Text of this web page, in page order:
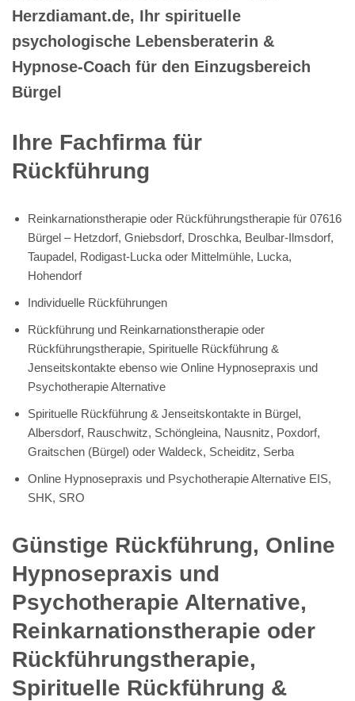
Herzdiamant.de, Ihr spirituelle
psychologische Lebensberaterin &
Hypnose-Coach für den Einzugsbereich
Bürgel
Ihre Fachfirma für
Rückführung
Reinkarnationstherapie oder Rückführungstherapie für 07616
Bürgel – Hetzdorf, Gniebsdorf, Droschka, Beulbar-Ilmsdorf,
Taupadel, Rodigast-Lucka oder Mittelmühle, Lucka,
Hohendorf
Individuelle Rückführungen
Rückführung und Reinkarnationstherapie oder
Rückführungstherapie, Spirituelle Rückführung &
Jenseitskontakte ebenso wie Online Hypnosepraxis und
Psychotherapie Alternative
Spirituelle Rückführung & Jenseitskontakte in Bürgel,
Albersdorf, Rauschwitz, Schöngleina, Nausnitz, Poxdorf,
Graitschen (Bürgel) oder Waldeck, Scheiditz, Serba
Online Hypnosepraxis und Psychotherapie Alternative EIS,
SHK, SRO
Günstige Rückführung, Online
Hypnosepraxis und
Psychotherapie Alternative,
Reinkarnationstherapie oder
Rückführungstherapie,
Spirituelle Rückführung &